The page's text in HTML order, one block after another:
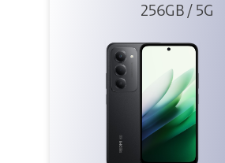
256GB / 5G